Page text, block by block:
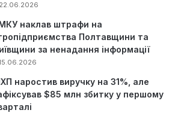
22.06.2026
наклав штрафи на
Полтавщини та
за ненадання інформації
наростив виручку на 31%, але
$85 млн збитку у першому